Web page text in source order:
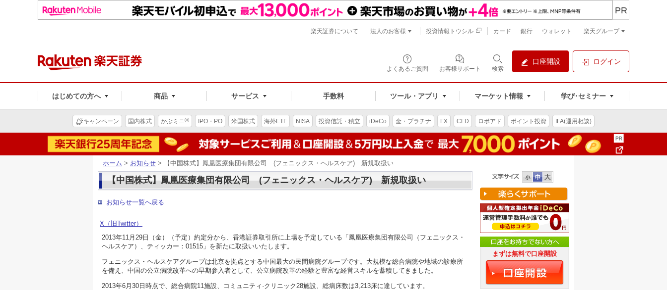
よくあるご質問 お客様サポート 検索
口座開設 ログイン
はじめての方へ 商品 サービス 手数料 ツール・アプリ マーケット情報 学び･セミナー
PR
楽天証券について 法人のお客様 投資情報トウシル カード 銀行 ウォレット 楽天グループ
キャンペーン 国内株式 かぶミニ® IPO・PO 米国株式 海外ETF NISA 投資信託・積立 iDeCo 金・プラチナ FX CFD ロボアド ポイント投資 IFA(運用相談)
ホーム > お知らせ > 【中国株式】鳳凰医療集団有限公司 (フェニックス・ヘルスケア) 新規取扱い
【中国株式】鳳凰医療集団有限公司 (フェニックス・ヘルスケア) 新規取扱い
お知らせ一覧へ戻る
X（旧Twitter）
2013年11月29日（金）（予定）約定分から、香港証券取引所に上場を予定している「鳳凰医療集団有限公司（フェニックス・
ヘルスケア）、ティッカー：01515」を新たに取扱いいたします。
フェニックス・ヘルスケアグループは北京を拠点とする中国最大の民間病院グループです。大規模な総合病院や地域の診療所
を備え、中国の公立病院改革への早期参入者として、公立病院改革の経験と豊富な経営スキルを蓄積してきました。
2013年6月30日時点で、総合病院11施設、コミュニティ·クリニック28施設、総病床数は3,213床に達しています。
まずは無料で口座開設